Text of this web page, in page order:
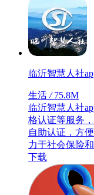
临沂智慧人社
生活 /75.8M
临沂智慧人社
格认证等服务
自助认证，方
力于社会保险
下载